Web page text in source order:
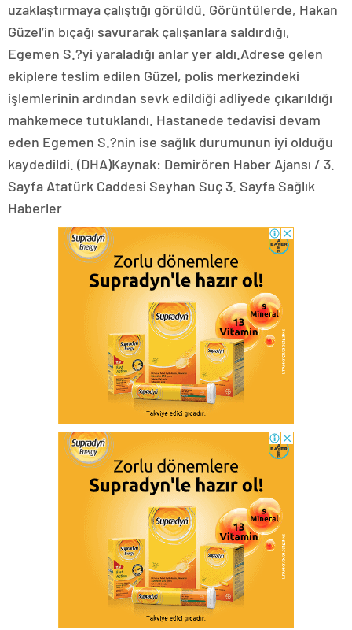
uzaklaştırmaya çalıştığı görüldü. Görüntülerde, Hakan
Güzel’in bıçağı savurarak çalışanlara saldırdığı,
Egemen S.?yi yaraladığı anlar yer aldı.Adrese gelen
ekiplere teslim edilen Güzel, polis merkezindeki
işlemlerinin ardından sevk edildiği adliyede çıkarıldığı
mahkemece tutuklandı. Hastanede tedavisi devam
eden Egemen S.?nin ise sağlık durumunun iyi olduğu
kaydedildi. (DHA)Kaynak: Demirören Haber Ajansı / 3.
Sayfa Atatürk Caddesi Seyhan Suç 3. Sayfa Sağlık
Haberler